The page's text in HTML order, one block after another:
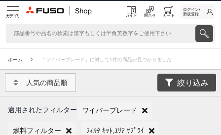
カテゴリ ガイド 問合せ カート
ログイン/
新規登録
ホーム 「ワイパーブレード」に対して1件の商品が見つかりました
人気の商品順 絞り込み
適用されたフィルター ワイパーブレード
燃料フィルター ﾌｨﾙﾀ ｷｯﾄ,ﾕﾘｱ ｻﾌﾟﾗｲ